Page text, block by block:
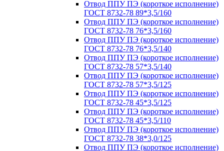
Отвод ППУ ПЭ (короткое исполнение)
ГОСТ 8732-78 89*3,5/160
Отвод ППУ ПЭ (короткое исполнение)
ГОСТ 8732-78 76*3,5/160
Отвод ППУ ПЭ (короткое исполнение)
ГОСТ 8732-78 76*3,5/140
Отвод ППУ ПЭ (короткое исполнение)
ГОСТ 8732-78 57*3,5/140
Отвод ППУ ПЭ (короткое исполнение)
ГОСТ 8732-78 57*3,5/125
Отвод ППУ ПЭ (короткое исполнение)
ГОСТ 8732-78 45*3,5/125
Отвод ППУ ПЭ (короткое исполнение)
ГОСТ 8732-78 45*3,5/110
Отвод ППУ ПЭ (короткое исполнение)
ГОСТ 8732-78 38*3,0/125
Отвод ППУ ПЭ (короткое исполнение)